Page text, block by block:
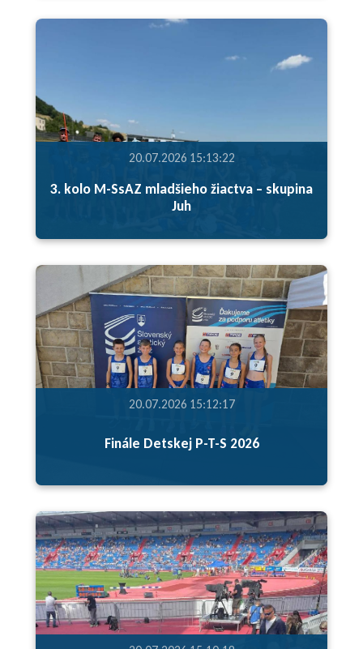
20.07.2026 15:13:22
3. kolo M-SsAZ mladšieho žiactva – skupina
Juh
20.07.2026 15:12:17
Finále Detskej P-T-S 2026